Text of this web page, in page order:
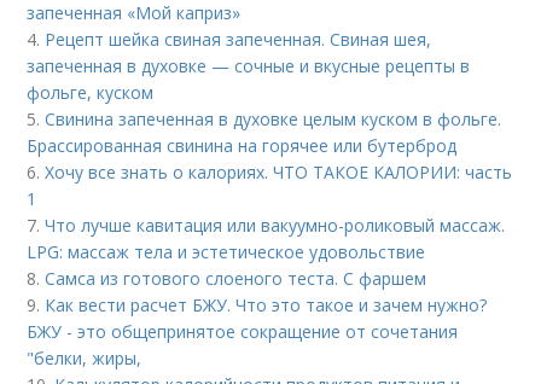
запеченная «Мой каприз»
4. Рецепт шейка свиная запеченная. Свиная шея,
запеченная в духовке — сочные и вкусные рецепты в
фольге, куском
5.Свинина запеченная в духовке целым куском в фольге.
Брассированная свинина на горячее или бутерброд
6.Хочу все знать о калориях. ЧТО ТАКОЕ КАЛОРИИ: часть
1
7.Что лучше кавитация или вакуумно-роликовый массаж.
LPG: массаж тела и эстетическое удовольствие
8.Самса из готового слоеного теста. С фаршем
9. Как вести расчет БЖУ. Что это такое и зачем нужно?
БЖУ - это общепринятое сокращение от сочетания
"белки, жиры,